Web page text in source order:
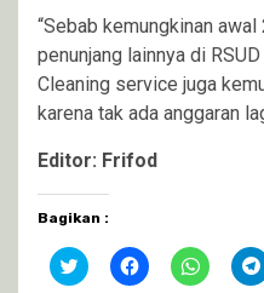
“Sebab kemungkinan
penunjang lainnya di
Cleaning service juga
karena tak ada anggaran
Editor: Frifod
Bagikan :
Klik
untuk
Klik
untuk
Klik
untuk